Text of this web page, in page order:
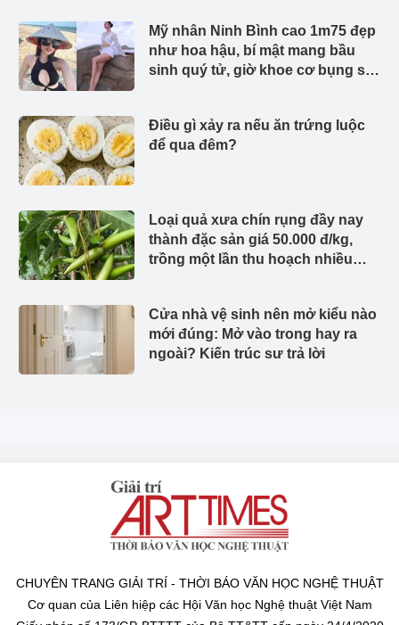
Mỹ nhân Ninh Bình cao 1m75 đẹp
như hoa hậu, bí mật mang bầu
sinh quý tử, giờ khoe cơ bụng số
Điều gì xảy ra nếu ăn trứng luộc
để qua đêm?
Loại quả xưa chín rụng đầy nay
thành đặc sản giá 50.000 đ/kg,
trồng một lần thu hoạch nhiều
Cửa nhà vệ sinh nên mở kiểu nào
mới đúng: Mở vào trong hay ra
ngoài? Kiến trúc sư trả lời
CHUYÊN TRANG GIẢI TRÍ - THỜI BÁO VĂN HỌC NGHỆ THUẬT
Cơ quan của Liên hiệp các Hội Văn học Nghệ thuật Việt Nam